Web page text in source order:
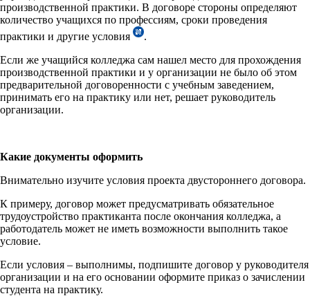
производственной практики. В договоре стороны определяют
количество учащихся по профессиям, сроки проведения
практики и другие условия
.
Если же учащийся колледжа сам нашел место для прохождения
производственной практики и у организации не было об этом
предварительной договоренности с учебным заведением,
принимать его на практику или нет, решает руководитель
организации.
Какие документы оформить
Внимательно изучите условия проекта двустороннего договора.
К примеру, договор может предусматривать обязательное
трудоустройство практиканта после окончания колледжа, а
работодатель может не иметь возможности выполнить такое
условие.
Если условия – выполнимы, подпишите договор у руководителя
организации и на его основании оформите приказ о зачислении
студента на практику.